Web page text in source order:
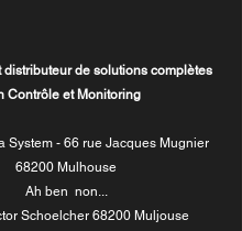
distributeur de solutions complètes
Contrôle et Monitoring
System - 66 rue Jacques Mugnier
68200 Mulhouse
Ah ben  non...
Schoelcher 68200 Muljouse